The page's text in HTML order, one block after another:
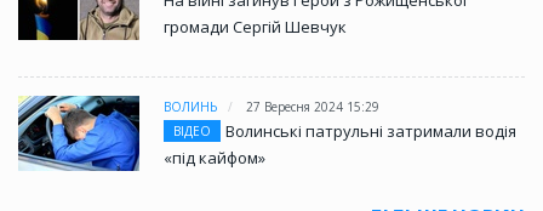
громади Сергій Шевчук
ВОЛИНЬ
27 Вересня 2024 15:29
ВІДЕО
Волинські патрульні затримали водія
«під кайфом»